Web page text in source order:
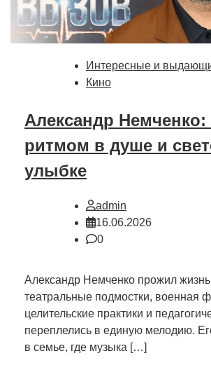
Интересные и
Кино
Александр Немченко:
ритмом в душе и
улыбке
admin
16.06.2026
0
Александр Немченко прожил
театральные подмостки, военная
целительские практики и
переплелись в единую мелодию.
в семье, где музыка […]